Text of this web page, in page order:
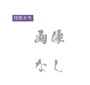
怪獣８号